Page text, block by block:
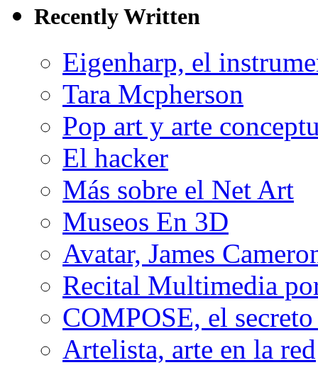
Recently Written
Eigenharp, el
Tara Mcpherson
Pop art y arte
El hacker
Más sobre el Net Art
Museos En 3D
Avatar, James
Recital Multimedia
COMPOSE, el
Artelista, arte en la red